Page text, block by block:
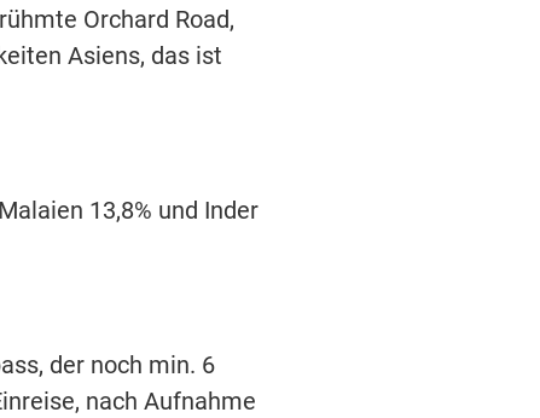
Orchard Road,
Asiens, das ist
13,8% und Inder
der noch min. 6
nach Aufnahme